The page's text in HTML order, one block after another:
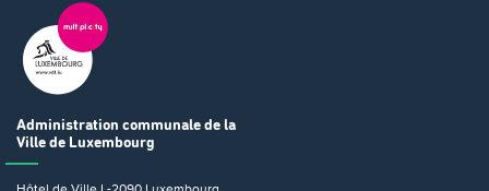
Administration communale de la
Ville de Luxembourg